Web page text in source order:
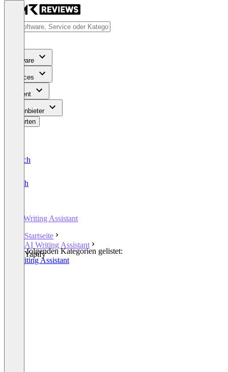
Software
Services
Content
Für Anbieter
Bewerten
Deutsch
English
AI Writing Assistant
Startseite
AI Writing Assistant
Yapify
In den folgenden Kategorien gelistet:
AI Writing Assistant